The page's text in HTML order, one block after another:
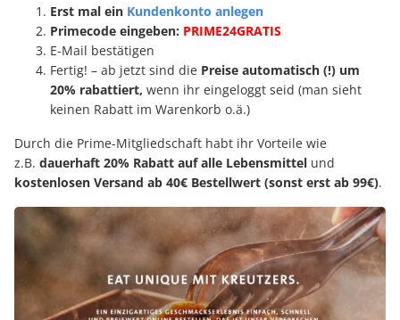
Erst mal ein Kundenkonto anlegen
Primecode eingeben: PRIME24GRATIS
E-Mail bestätigen
Fertig! – ab jetzt sind die Preise automatisch (!) um
20% rabattiert, wenn ihr eingeloggt seid (man sieht
keinen Rabatt im Warenkorb o.ä.)
Durch die Prime-Mitgliedschaft habt ihr Vorteile wie
z.B. dauerhaft 20% Rabatt auf alle Lebensmittel und
kostenlosen Versand ab 40€ Bestellwert (sonst erst ab 99€).